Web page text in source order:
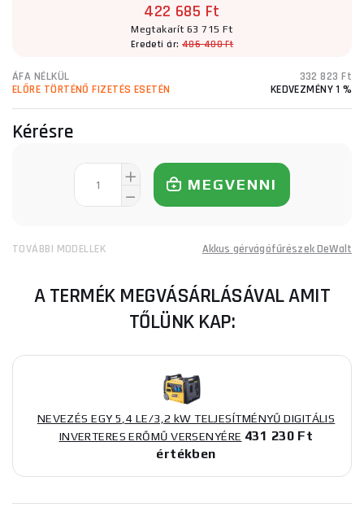
422 685 Ft
Megtakarít 63 715 Ft
Eredeti ár: 486 400 Ft
ÁFA NÉLKÜL
332 823 Ft
ELŐRE TÖRTÉNŐ FIZETÉS ESETÉN
KEDVEZMÉNY 1 %
Kérésre
MEGVENNI
TOVÁBBI MODELLEK Akkus gérvágófűrészek DeWalt
A TERMÉK MEGVÁSÁRLÁSÁVAL AMIT
TŐLÜNK KAP:
NEVEZÉS EGY 5,4 LE/3,2 kW TELJESÍTMÉNYŰ DIGITÁLIS
INVERTERES ERŐMŰ VERSENYÉRE 431 230 Ft
értékben